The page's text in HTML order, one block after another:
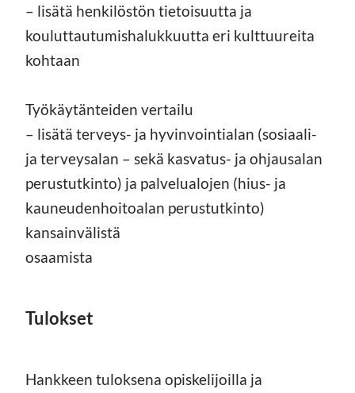
– lisätä henkilöstön tietoisuutta ja
kouluttautumishalukkuutta eri kulttuureita
kohtaan
Työkäytänteiden vertailu
– lisätä terveys- ja hyvinvointialan (sosiaali-
ja terveysalan – sekä kasvatus- ja ohjausalan
perustutkinto) ja palvelualojen (hius- ja
kauneudenhoitoalan perustutkinto)
kansainvälistä
osaamista
Tulokset
Hankkeen tuloksena opiskelijoilla ja